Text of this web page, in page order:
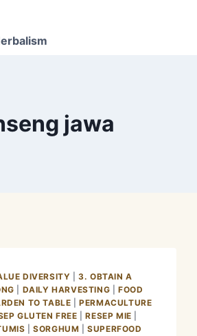
jawa
DIVERSITY |3. OBTAIN A
DAILY HARVESTING
FOOD
TO TABLE |PERMACULTURE
GLUTEN FREE |RESEP MIE
|SORGHUM |SUPERFOOD